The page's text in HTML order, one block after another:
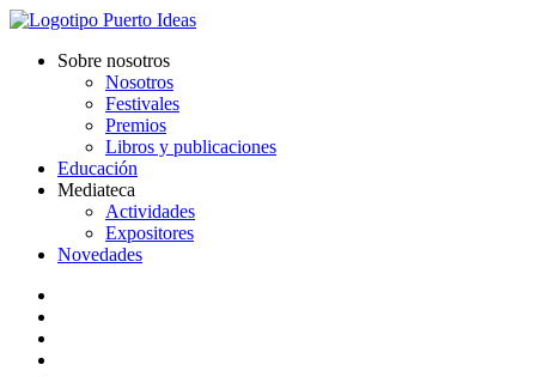
Sobre nosotros
Nosotros
Festivales
Premios
Libros y publicaciones
Educación
Mediateca
Actividades
Expositores
Novedades